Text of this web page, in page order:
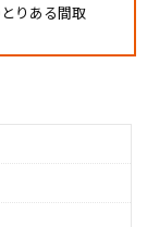
りある間取